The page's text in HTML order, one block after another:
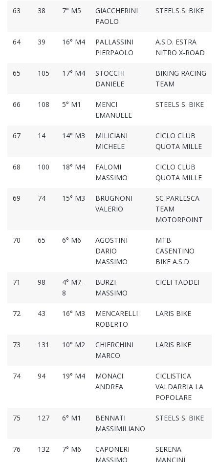
63 38 7° M5
GIACCHERINI
PAOLO
STEELS S. BIKE
64 39 16° M4
PALLASSINI
PIERPAOLO
A.S.D. ESTRA
NITRO X-ROAD
65 105 17° M4
STOCCHI
DANIELE
BIKING RACING
TEAM
66 108 5° M1
MENCI
EMANUELE
STEELS S. BIKE
67 14 14° M3
MILICIANI
MICHELE
CICLO CLUB
QUOTA MILLE
68 100 18° M4
FALOMI
MASSIMO
CICLO CLUB
QUOTA MILLE
69 74 15° M3
BRUGNONI
VALERIO
SC PARLESCA
TEAM
MOTORPOINT
70 65 6° M6
AGOSTINI
DARIO
MASSIMO
MTB
CASENTINO
BIKE A.S.D
71 98
4° M7-
8
BURZI
MASSIMO
CICLI TADDEI
72 43 16° M3
MENCARELLI
ROBERTO
LARIS BIKE
73 131 10° M2
CHIERCHINI
MARCO
LARIS BIKE
74 94 19° M4
MONACI
ANDREA
CICLISTICA
VALDARBIA LA
POPOLARE
75 127 6° M1
BENNATI
MASSIMILIANO
STEELS S. BIKE
76 132 7° M6
CAPONERI
MASSIMO
SERENA
MANCINI